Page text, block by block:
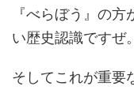
『べらぼう』の
い歴史認識ですぜ。
そしてこれが重要